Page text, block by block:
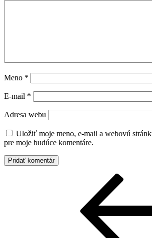
Meno *
E-mail *
Adresa webu
Uložiť moje meno, e-mail a webovú
pre moje budúce komentáre.